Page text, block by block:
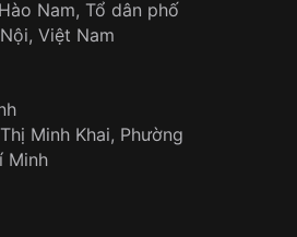
tra và thanh toán trực tiếp
lợi khách hàng
khách hàng trong suốt quá
Nam, Tổ dân phố
Việt Nam
Minh Khai, Phường
Minh